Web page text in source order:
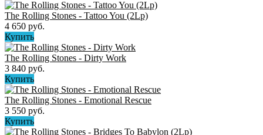
The Rolling Stones - Tattoo You (2Lp)
4 650 руб.
Купить
The Rolling Stones - Dirty Work
3 840 руб.
Купить
The Rolling Stones - Emotional Rescue
3 550 руб.
Купить